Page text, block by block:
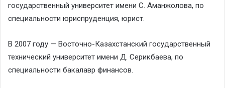
государственный университет имени С. Аманжолова, по
специальности юриспруденция, юрист.
В 2007 году — Восточно-Казахстанский государственный
технический университет имени Д. Серикбаева, по
специальности бакалавр финансов.